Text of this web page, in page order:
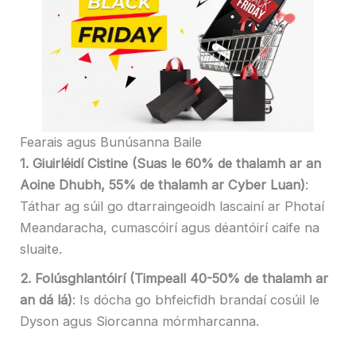
Fearais agus Bunúsanna Baile
1. Giuirléidí Cistine (Suas le 60% de thalamh ar an
Aoine Dhubh, 55% de thalamh ar Cyber ​​​​Luan):
Táthar ag súil go dtarraingeoidh lascainí ar Photaí
Meandaracha, cumascóirí agus déantóirí caife na
sluaite.
2. Folúsghlantóirí (Timpeall 40-50% de thalamh ar
an dá lá): Is dócha go bhfeicfidh brandaí cosúil le
Dyson agus Siorcanna mórmharcanna.